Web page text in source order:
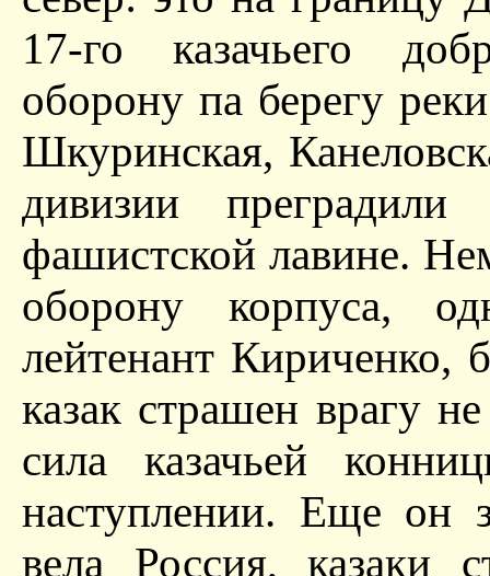
17-го казачьего
оборону па берегу
Шкуринская,
дивизии
фашистской лавине.
оборону корпуса,
лейтенант Кириченко,
казак страшен врагу
сила казачьей
наступлении. Еще он
вела Россия, казаки